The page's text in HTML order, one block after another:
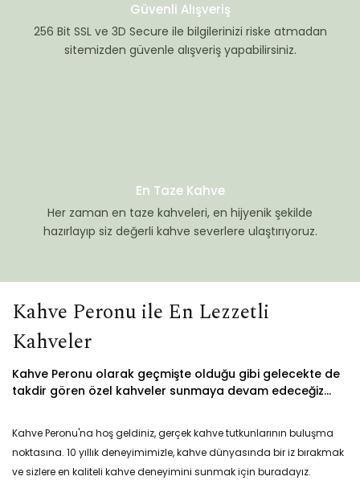
Güvenli Alışveriş
256 Bit SSL ve 3D Secure ile bilgilerinizi riske atmadan
sitemizden güvenle alışveriş yapabilirsiniz.
En Taze Kahve
Her zaman en taze kahveleri, en hijyenik şekilde
hazırlayıp siz değerli kahve severlere ulaştırıyoruz.
Kahve Peronu ile En Lezzetli
Kahveler
Kahve Peronu olarak geçmişte olduğu gibi gelecekte de
takdir gören özel kahveler sunmaya devam edeceğiz...
Kahve Peronu'na hoş geldiniz, gerçek kahve tutkunlarının buluşma
noktasına. 10 yıllık deneyimimizle, kahve dünyasında bir iz bırakmak
ve sizlere en kaliteli kahve deneyimini sunmak için buradayız.